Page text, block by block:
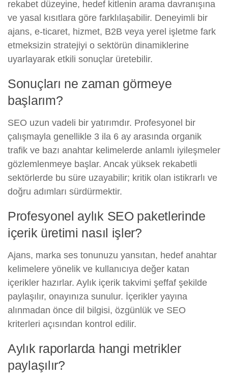
rekabet düzeyine, hedef kitlenin arama davranışına
ve yasal kısıtlara göre farklılaşabilir. Deneyimli bir
ajans, e-ticaret, hizmet, B2B veya yerel işletme fark
etmeksizin stratejiyi o sektörün dinamiklerine
uyarlayarak etkili sonuçlar üretebilir.
Sonuçları ne zaman görmeye
başlarım?
SEO uzun vadeli bir yatırımdır. Profesyonel bir
çalışmayla genellikle 3 ila 6 ay arasında organik
trafik ve bazı anahtar kelimelerde anlamlı iyileşmeler
gözlemlenmeye başlar. Ancak yüksek rekabetli
sektörlerde bu süre uzayabilir; kritik olan istikrarlı ve
doğru adımları sürdürmektir.
Profesyonel aylık SEO paketlerinde
içerik üretimi nasıl işler?
Ajans, marka ses tonunuzu yansıtan, hedef anahtar
kelimelere yönelik ve kullanıcıya değer katan
içerikler hazırlar. Aylık içerik takvimi şeffaf şekilde
paylaşılır, onayınıza sunulur. İçerikler yayına
alınmadan önce dil bilgisi, özgünlük ve SEO
kriterleri açısından kontrol edilir.
Aylık raporlarda hangi metrikler
paylaşılır?